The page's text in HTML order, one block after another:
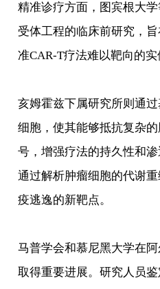
精准诊疗方面，图宾根大
受体工程的临床前研究，
准CAR-T疗法难以靶向的实
亥姆霍兹下属研究所则通
细胞，使其能够抵抗复杂
号，增强疗法的持久性和
通过解析肿瘤细胞的代谢
疫逃逸的新靶点。
马普学会和慕尼黑大学在
取得重要进展。研究人员